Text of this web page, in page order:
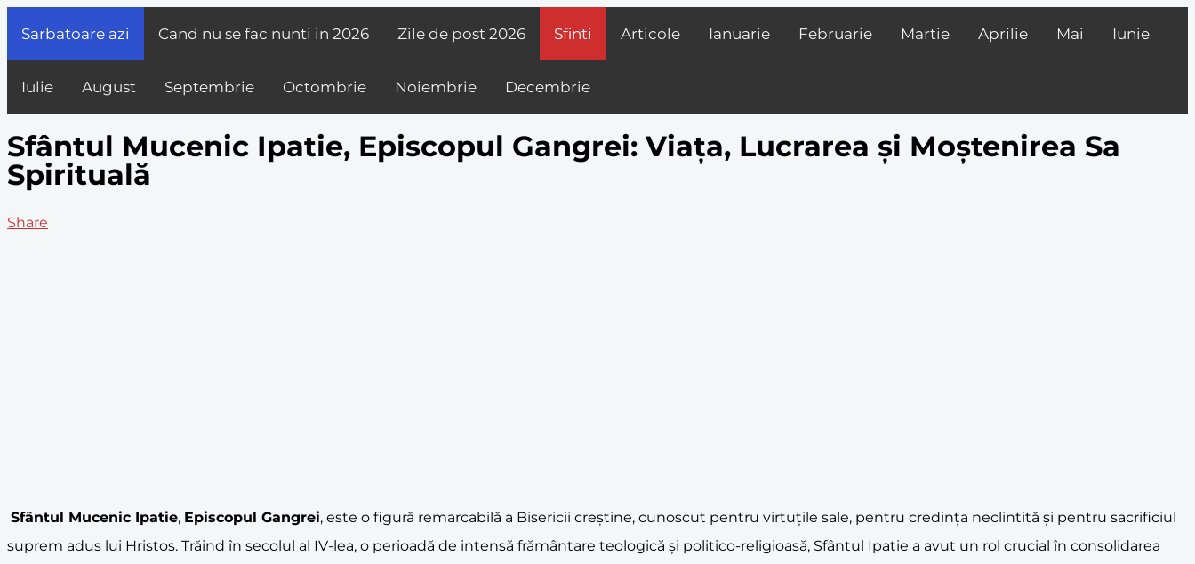
Sarbatoare azi Cand nu se fac nunti in 2026 Zile de post 2026 Sfinti Articole Ianuarie Februarie Martie Aprilie Mai Iunie
Iulie August Septembrie Octombrie Noiembrie Decembrie
Sfântul Mucenic Ipatie, Episcopul Gangrei: Viața, Lucrarea și Moștenirea Sa
Spirituală
Share
Sfântul Mucenic Ipatie, Episcopul Gangrei, este o figură remarcabilă a Bisericii creștine, cunoscut pentru virtuțile sale, pentru credința neclintită și pentru sacrificiul
suprem adus lui Hristos. Trăind în secolul al IV-lea, o perioadă de intensă frământare teologică și politico-religioasă, Sfântul Ipatie a avut un rol crucial în consolidarea